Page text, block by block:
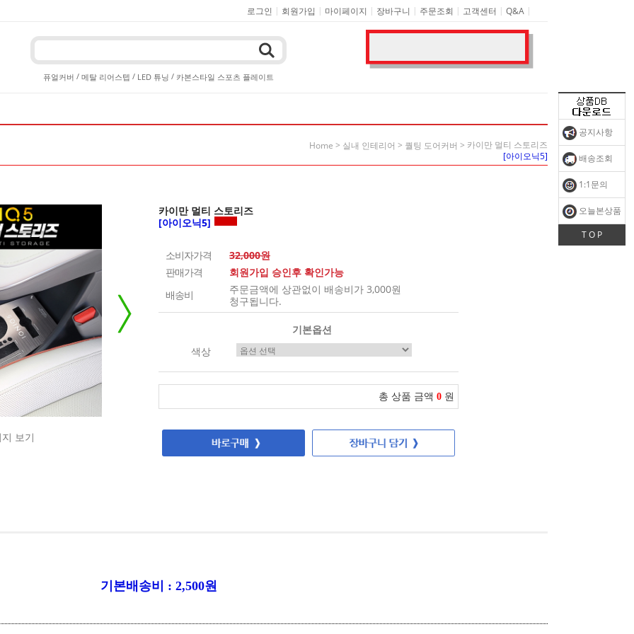
공지사항
배송조회
1:1문의
오늘본상품
T O P
로그인 | 회원가입 | 마이페이지 | 장바구니 | 주문조회 | 고객센터 | Q&A |
퓨얼커버 / 메탈 리어스텝 / LED 튜닝 / 카본스타일 스포츠 플레이트
Home > 실내 인테리어 > 퀄팅 도어커버 > 카이만 멀티 스토리즈
[아이오닉5]
보기
카이만 멀티 스토리즈
[아이오닉5]
소비자가격
32,000원
판매가격
회원가입 승인후 확인가능
배송비
주문금액에 상관없이 배송비가 3,000원
청구됩니다.
기본옵션
색상
총 상품 금액 0 원
기본배송비 : 2,500원